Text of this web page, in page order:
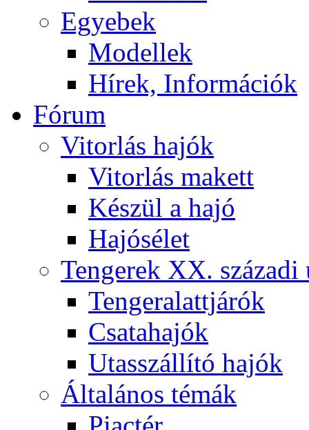
Egyebek
Modellek
Hírek, Információk
Fórum
Vitorlás hajók
Vitorlás makett
Készül a hajó
Hajósélet
Tengerek XX. századi
Tengeralattjárók
Csatahajók
Utasszállító hajók
Általános témák